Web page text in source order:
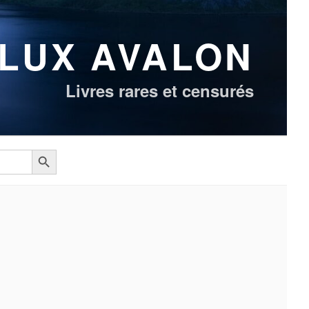
AVALON
Livres rares et censurés
Search Button